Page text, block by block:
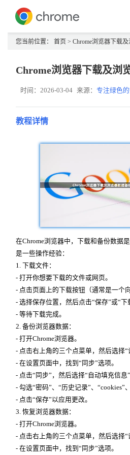
您当前位置： 首页 > Chrome浏览器下载及
时间：2026-03-04 来源：专注绿色
教程详情
在Chrome浏览器中，下载和备份数据
是一些操作经验：
1. 下载文件：
- 打开你想要下载的文件或网页。
- 点击页面上的下载按钮（通常是一个
- 选择保存位置，然后点击“保存”或“下
- 等待下载完成。
2. 备份浏览器数据：
- 打开Chrome浏览器。
- 点击右上角的三个点菜单，然后选择“
- 在设置页面中，找到“同步”选项。
- 点击“同步”，然后选择“自动填充信息”
- 勾选“密码”、“历史记录”、“cookies”
- 点击“保存”以应用更改。
3. 恢复浏览器数据：
- 打开Chrome浏览器。
- 点击右上角的三个点菜单，然后选择“
- 在设置页面中，找到“同步”选项。